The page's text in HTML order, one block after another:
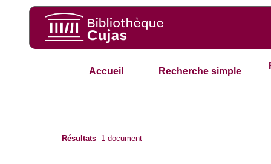
Accueil Recherche simple
Résultats 1 document